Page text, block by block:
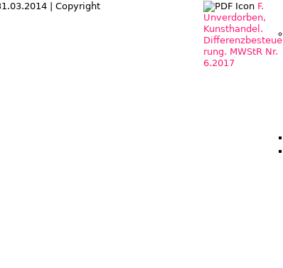
F.
Unverdorben,
Kunsthandel.
Differenzbesteue
rung. MWStR Nr.
6.2017